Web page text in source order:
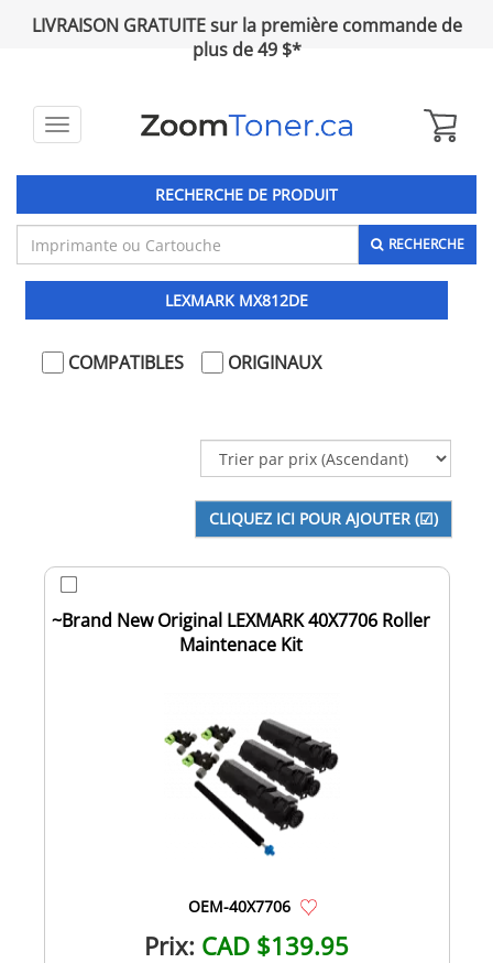
LIVRAISON GRATUITE sur la première commande de
plus de 49 $*
Toggle
RECHERCHE DE PRODUIT
RECHERCHE
LEXMARK MX812DE
COMPATIBLES ORIGINAUX
~Brand New Original LEXMARK 40X7706 Roller
Maintenace Kit
OEM-40X7706
Prix: CAD $139.95